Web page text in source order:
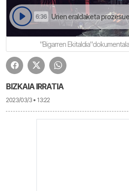
6:36 Urien eraldaketa prozesuetan espazio
"Bigarren
BIZKAIA IRRATIA
2023/03/3 • 13:22